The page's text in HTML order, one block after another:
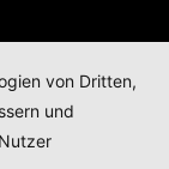
von Dritten,
und